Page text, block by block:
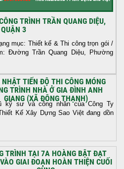
TRÌNH TRẦN QUANG DIỆU,
QUẬN 3
mục: Thiết kế & Thi công trọn gói /
Đường Trần Quang Diệu, Phường
NHẬT TIẾN ĐỘ THI CÔNG MÓNG
TRÌNH NHÀ Ở GIA ĐÌNH ANH
GIANG (XÃ ĐÔNG THẠNH)
kỹ sư và công nhân của Công Ty
Kế Xây Dựng Sao Việt đang dồn
TRÌNH TẠI 7A HOÀNG BẬT ĐẠT
GIAI ĐOẠN HOÀN THIỆN CUỐI